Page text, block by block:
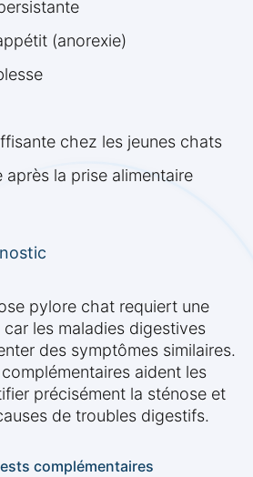
(anorexie)
chez les jeunes chats
la prise alimentaire
pylore chat requiert une
les maladies digestives
des symptômes similaires.
aident les
précisément la sténose et
de troubles digestifs.
complémentaires